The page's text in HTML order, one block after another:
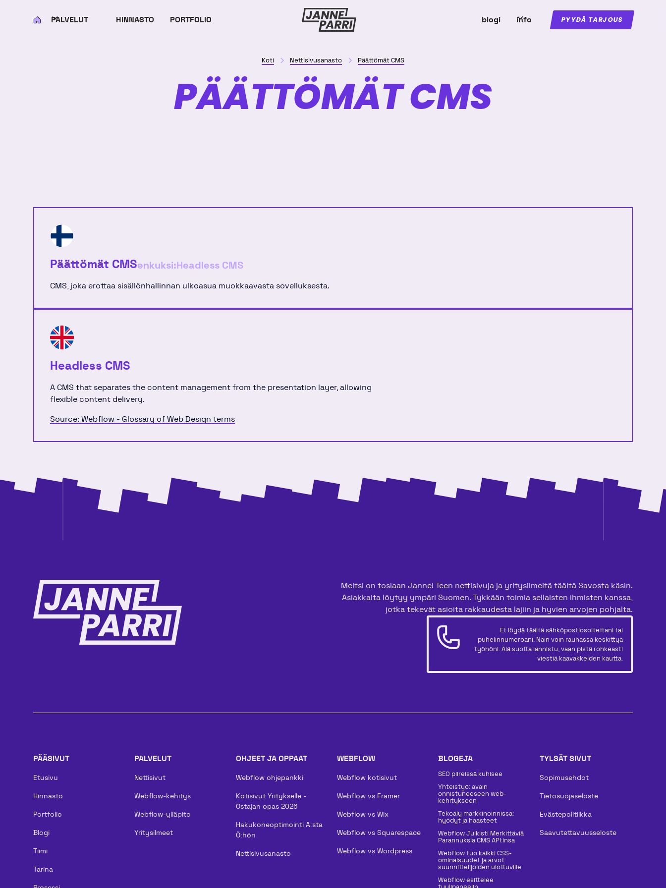
PALVELUT HINNASTO
PORTFOLIO
blogi info PYYDÄ TARJOUS
Koti Nettisivusanasto Päättömät CMS
PÄÄTTÖMÄT CMS
Päättömät CMSenkuksi:Headless CMS
CMS, joka erottaa sisällönhallinnan ulkoasua muokkaavasta sovelluksesta.
Headless CMS
A CMS that separates the content management from the presentation layer, allowing
flexible content delivery.
Source: Webflow - Glossary of Web Design terms
Meitsi on tosiaan Janne! Teen nettisivuja ja yritysilmeitä täältä Savosta käsin.
Asiakkaita löytyy ympäri Suomen. Tykkään toimia sellaisten ihmisten kanssa,
jotka tekevät asioita rakkaudesta lajiin ja hyvien arvojen pohjalta.
Et löydä täältä sähköpostiosoitettani tai
puhelinnumeroani. Näin voin rauhassa keskittyä
työhöni. Älä suotta lannistu, vaan pistä rohkeasti
viestiä kaavakkeiden kautta.
PÄÄSIVUT
Etusivu
Hinnasto
Portfolio
Blogi
Tiimi
Tarina
PALVELUT
Nettisivut
Webflow-kehitys
Webflow-ylläpito
Yritysilmeet
OHJEET JA OPPAAT
Webflow ohjepankki
Kotisivut Yritykselle -
Ostajan opas 2026
Hakukoneoptimointi A:sta
Ö:hön
Nettisivusanasto
WEBFLOW
Webflow kotisivut
Webflow vs Framer
Webflow vs Wix
Webflow vs Squarespace
Webflow vs Wordpress
BLOGEJA
SEO piireissä kuhisee
Yhteistyö: avain
onnistuneeseen web-
kehitykseen
Tekoäly markkinoinnissa:
hyödyt ja haasteet
Webflow Julkisti Merkittäviä
Parannuksia CMS API:insa
Webflow tuo kaikki CSS-
ominaisuudet ja arvot
suunnittelijoiden ulottuville
Webflow esittelee
TYLSÄT SIVUT
Sopimusehdot
Tietosuojaseloste
Evästepolitiikka
Saavutettavuusseloste